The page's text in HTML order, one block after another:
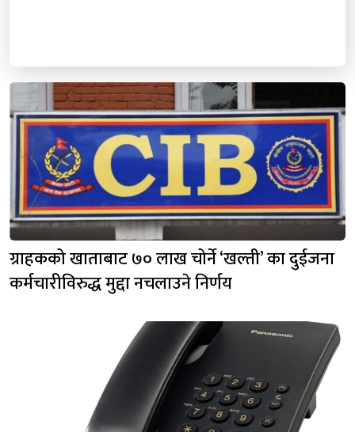
ग्राहकको खाताबाट ७० लाख चोर्ने ‘खल्ती’ का दुईजना
कर्मचारीविरुद्ध मुद्दा नचलाउने निर्णय